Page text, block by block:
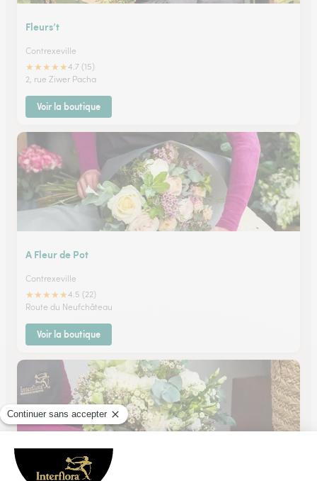
Fleurs’t
Contrexeville
★★★★★4.7 (15)
2, rue Ziwer Pacha
Voir la boutique
A Fleur de Pot
Contrexeville
★★★★★4.5 (22)
Route du Neufchâteau
Voir la boutique